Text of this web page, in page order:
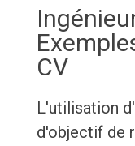
CV
L'utilisation
d'objectif de